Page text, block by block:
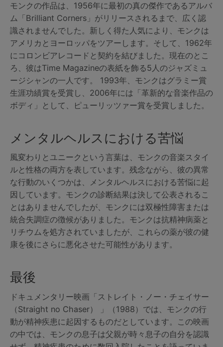
モンクの作品は、1956年に最初の真の傑作であるアルバ
ム「Brilliant Corners」がリリースされるまで、広く認
識されませんでした。新しく得た人気により、モンクは
アメリカとヨーロッパをツアーします。そして、1962年
にコロンビアレコードと契約を結びました。現在のとこ
ろ、彼はTime Magazineの表紙を飾る5人のジャズミュ
ージシャンの一人です。 1993年、モンクはグラミー賞
生涯功績賞を受賞し、2006年には「革新的な音楽作品の
ボディ」として、ピューリッツァー賞を受賞しました。
メンタルヘルスにおける苦悩
風変わりとユニークという言葉は、モンクの音楽スタイ
ルと性格の両方を表しています。残念ながら、彼の異常
な行動のいくつかは、メンタルヘルスにおける苦悩に起
因しています。モンクの診断結果は決して公表されるこ
とはありませんでしたが、モンクには双極性障害または
統合失調症の徴候がありました。モンクは抗精神病薬と
リチウムを処方されていましたが、これらの薬が彼の健
康を後にさらに悪化させた可能性があります。
最後
ドキュメンタリー映画「ストレイト・ノー・チェイサー
（Straight no Chaser） 」（1988）では、モンクの行
動が精神疾患に起因するものだとしています。この映画
の中では、モンクの息子は父親が時々息子の自分を認識